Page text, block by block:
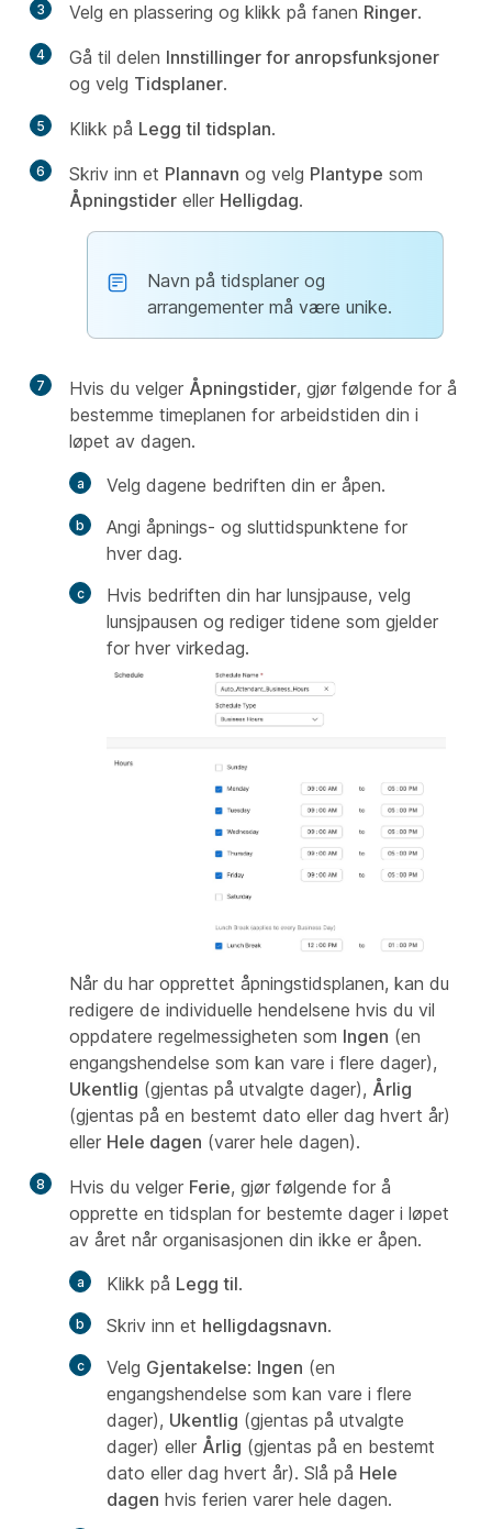
3 Velg en plassering og klikk på fanen Ringer.
4 Gå til delen Innstillinger for anropsfunksjoner
og velg Tidsplaner.
5 Klikk på Legg til tidsplan.
6 Skriv inn et Plannavn og velg Plantype som
Åpningstider eller Helligdag.
Navn på tidsplaner og
arrangementer må være unike.
7 Hvis du velger Åpningstider, gjør følgende for å
bestemme timeplanen for arbeidstiden din i
løpet av dagen.
Velg dagene bedriften din er åpen.
Angi åpnings- og sluttidspunktene for
hver dag.
Hvis bedriften din har lunsjpause, velg
lunsjpausen og rediger tidene som gjelder
for hver virkedag.
Når du har opprettet åpningstidsplanen, kan du
redigere de individuelle hendelsene hvis du vil
oppdatere regelmessigheten som Ingen (en
engangshendelse som kan vare i flere dager),
Ukentlig (gjentas på utvalgte dager), Årlig
(gjentas på en bestemt dato eller dag hvert år)
eller Hele dagen (varer hele dagen).
8 Hvis du velger Ferie, gjør følgende for å
opprette en tidsplan for bestemte dager i løpet
av året når organisasjonen din ikke er åpen.
Klikk på Legg til.
Skriv inn et helligdagsnavn.
Velg Gjentakelse: Ingen (en
engangshendelse som kan vare i flere
dager), Ukentlig (gjentas på utvalgte
dager) eller Årlig (gjentas på en bestemt
dato eller dag hvert år). Slå på Hele
dagen hvis ferien varer hele dagen.